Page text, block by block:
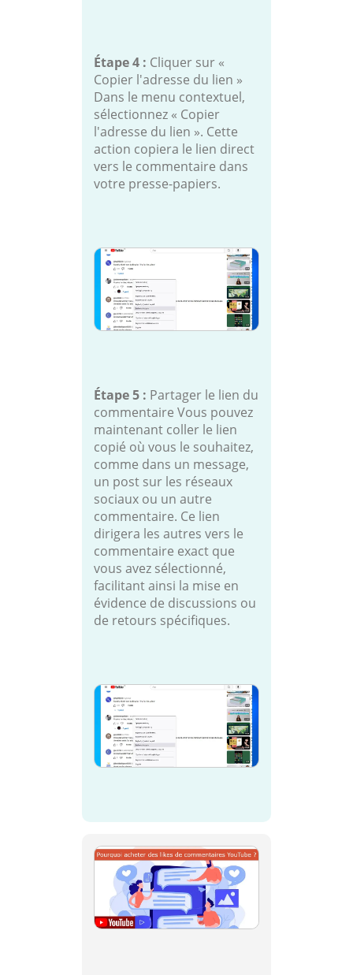
Étape 4 : Cliquer sur «
Copier l'adresse du lien »
Dans le menu contextuel,
sélectionnez « Copier
l'adresse du lien ». Cette
action copiera le lien direct
vers le commentaire dans
votre presse-papiers.
Étape 5 : Partager le lien du
commentaire Vous pouvez
maintenant coller le lien
copié où vous le souhaitez,
comme dans un message,
un post sur les réseaux
sociaux ou un autre
commentaire. Ce lien
dirigera les autres vers le
commentaire exact que
vous avez sélectionné,
facilitant ainsi la mise en
évidence de discussions ou
de retours spécifiques.